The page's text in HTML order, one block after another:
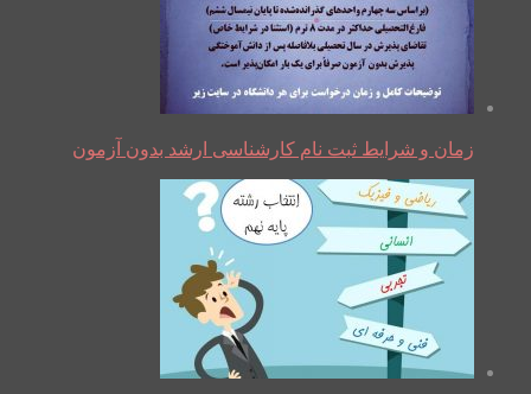
زمان و شرایط ثبت نام کارشناسی ارشد بدون آزمون